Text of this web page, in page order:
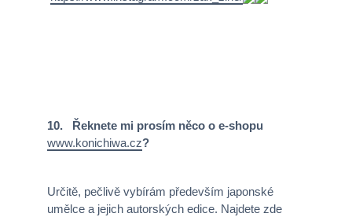
10. Řeknete mi prosím něco o e-shopu
www.konichiwa.cz?
Určitě, pečlivě vybírám především japonské
umělce a jejich autorských edice. Najdete zde